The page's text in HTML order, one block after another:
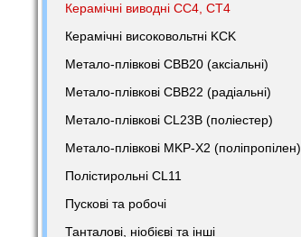
Керамічні виводні CC4, CT4
Керамічні високовольтні KCK
Метало-плівкові CBB20 (аксіальні)
Метало-плівкові CBB22 (радіальні)
Метало-плівкові CL23B (поліестер)
Метало-плівкові MKP-X2 (поліпропілен)
Полістирольні CL11
Пускові та робочі
Танталові, ніобієві та інші